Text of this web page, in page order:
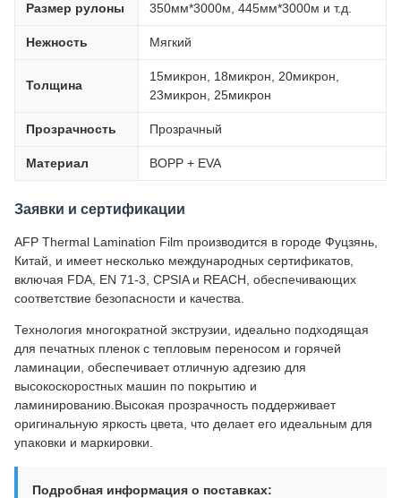
Размер рулоны 350мм*3000м, 445мм*3000м и т.д.
Нежность Мягкий
Толщина
15микрон, 18микрон, 20микрон,
23микрон, 25микрон
Прозрачность Прозрачный
Материал BOPP + EVA
Заявки и сертификации
AFP Thermal Lamination Film производится в городе Фуцзянь,
Китай, и имеет несколько международных сертификатов,
включая FDA, EN 71-3, CPSIA и REACH, обеспечивающих
соответствие безопасности и качества.
Технология многократной экструзии, идеально подходящая
для печатных пленок с тепловым переносом и горячей
ламинации, обеспечивает отличную адгезию для
высокоскоростных машин по покрытию и
ламинированию.Высокая прозрачность поддерживает
оригинальную яркость цвета, что делает его идеальным для
упаковки и маркировки.
Подробная информация о поставках: